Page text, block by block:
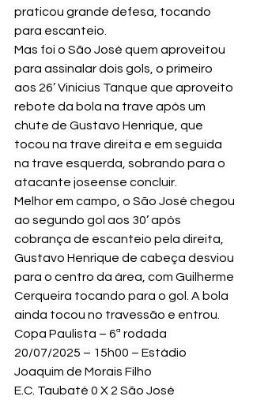
praticou grande defesa, tocando
para escanteio.
Mas foi o São José quem aproveitou
para assinalar dois gols, o primeiro
aos 26’ Vinicius Tanque que aproveito
rebote da bola na trave após um
chute de Gustavo Henrique, que
tocou na trave direita e em seguida
na trave esquerda, sobrando para o
atacante joseense concluir.
Melhor em campo, o São José chegou
ao segundo gol aos 30’ após
cobrança de escanteio pela direita,
Gustavo Henrique de cabeça desviou
para o centro da área, com Guilherme
Cerqueira tocando para o gol. A bola
ainda tocou no travessão e entrou.
Copa Paulista – 6ª rodada
20/07/2025 – 15h00 – Estádio
Joaquim de Morais Filho
E.C. Taubaté 0 X 2 São José